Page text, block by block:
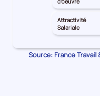
Attractivité
Salariale
Source: France